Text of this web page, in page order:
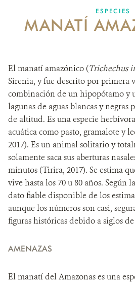
MECANISMO DE ATENCIÓN DE
ESPECIES
MANATÍ
El manatí amazónico (Trichechus
Sirenia, y fue descrito por primera
combinación de un hipopótamo y
lagunas de aguas blancas y negras
de altitud. Es una especie
acuática como pasto, gramalote y
2017). Es un animal solitario y
solamente saca sus aberturas
minutos (Tirira, 2017). Se estima
vive hasta los 70 u 80 años.
dato fiable disponible de los
aunque los números son casi,
figuras históricas debido a siglos de
AMENAZAS
El manatí del Amazonas es una